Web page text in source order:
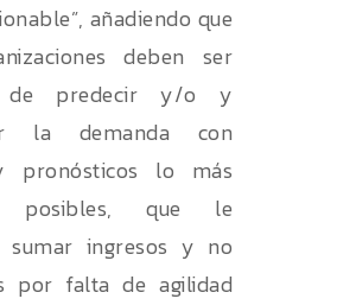
añadiendo que
deben ser
de predecir y/o y
la demanda con
pronósticos lo más
posibles, que le
sumar ingresos y no
por falta de agilidad